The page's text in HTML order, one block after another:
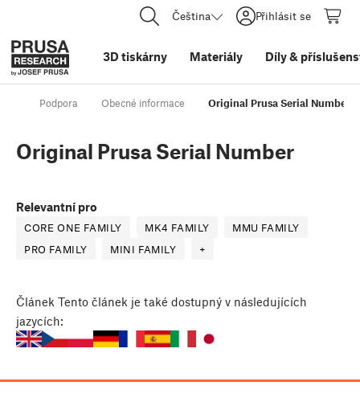
Čeština Přihlásit se
3D tiskárny Materiály Díly&
Podpora Obecné informace Original Prusa Serial Number
Original Prusa Serial Number
Relevantní pro
CORE ONE FAMILY MK4 FAMILY
MMU FAMILY
PRO FAMILY
MINI FAMILY +
Článek Tento článek je také dostupný v následujících
jazycích: